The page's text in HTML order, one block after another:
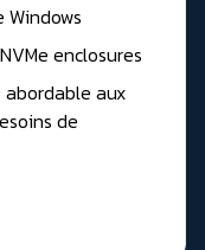
enclosures
abordable aux
de